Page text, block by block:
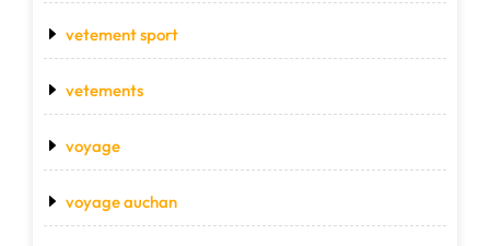
vetement sport
vetements
voyage
voyage auchan